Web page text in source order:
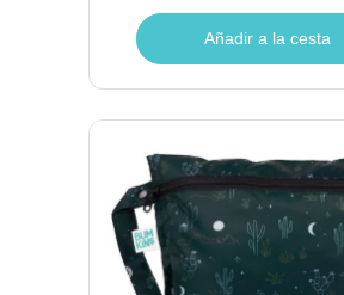
Añadir a la cesta